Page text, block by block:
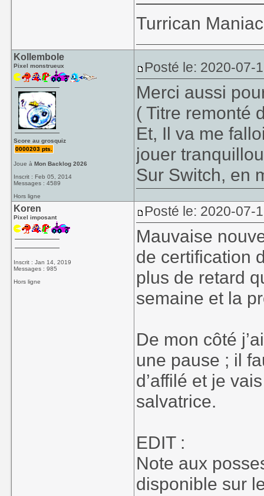
Turrican
Kollembole
Pixel monstrueux
Score au grosquiz
0000203 pts.
Joue àMon Backlog 2026
Inscrit : Feb 05, 2014
Messages : 4589
Hors ligne
Posté le: 2020-07-
Merci aussi
( Titre remonté
Et, Il va me
jouer
Sur Switch, en
Koren
Pixel imposant
Inscrit : Jan 14, 2019
Messages : 985
Hors ligne
Posté le: 2020-07-
Mauvaise
de certification
plus de retard
semaine et la
De mon côté
une pause ; il
d’affilé et je
salvatrice.
EDIT :
Note aux
disponible sur